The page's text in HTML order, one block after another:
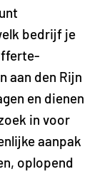
bedrijf je
aan den Rijn
en dienen
in voor
aanpak
oplopend